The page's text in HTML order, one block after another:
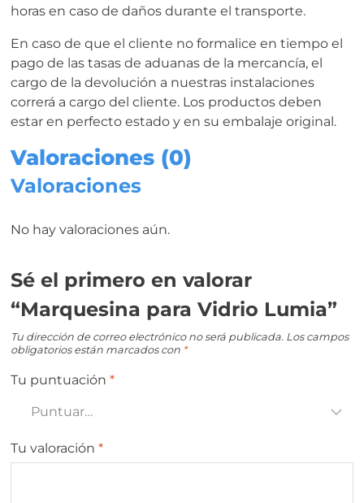
horas en caso de daños durante el transporte.
En caso de que el cliente no formalice en tiempo el
pago de las tasas de aduanas de la mercancía, el
cargo de la devolución a nuestras instalaciones
correrá a cargo del cliente. Los productos deben
estar en perfecto estado y en su embalaje original.
Valoraciones (0)
Valoraciones
No hay valoraciones aún.
Sé el primero en valorar
“Marquesina para Vidrio Lumia”
Tu dirección de correo electrónico no será publicada. Los campos
obligatorios están marcados con *
Tu puntuación *
Tu valoración *